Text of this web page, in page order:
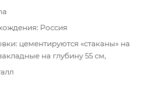
Россия
цементируются «стаканы» на
на глубину 55 см,